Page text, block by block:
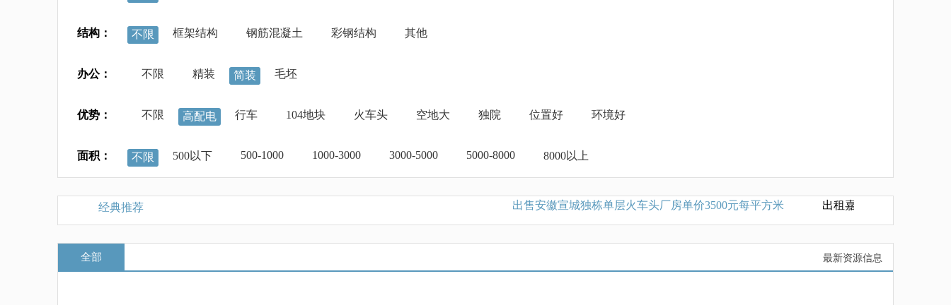
结构： 不限 框架结构 钢筋混凝土 彩钢结构 其他
办公： 不限 精装 简装 毛坯
优势： 不限 高配电 行车 104地块 火车头 空地大 独院 位置好 环境好
面积： 不限 500以下 500-1000 1000-3000 3000-5000 5000-8000 8000以上
经典推荐 出售安徽宣城独栋单层火车头厂房单价3500元每平方米 出租嘉定外冈单层厂房
全部 最新资源信息